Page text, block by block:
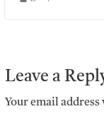
Leave a
Your email